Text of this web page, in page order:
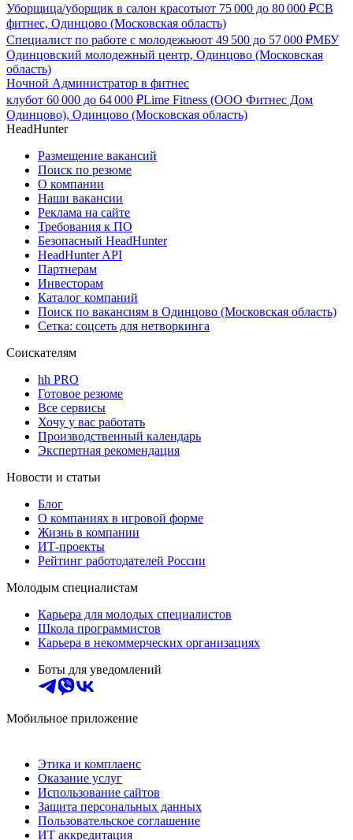
Уборщица/уборщик в салон красотыот 75 000 до 80 000 ₽СВ
фитнес, Одинцово (Московская область)
Специалист по работе с молодежьюот 49 500 до 57 000 ₽МБУ
Одинцовский молодежный центр, Одинцово (Московская
область)
Ночной Администратор в фитнес
клубот 60 000 до 64 000 ₽Lime Fitness (ООО Фитнес Дом
Одинцово), Одинцово (Московская область)
HeadHunter
Размещение вакансий
Поиск по резюме
О компании
Наши вакансии
Реклама на сайте
Требования к ПО
Безопасный HeadHunter
HeadHunter API
Партнерам
Инвесторам
Каталог компаний
Поиск по вакансиям в Одинцово (Московская область)
Сетка: соцсеть для нетворкинга
Соискателям
hh PRO
Готовое резюме
Все сервисы
Хочу у вас работать
Производственный календарь
Экспертная рекомендация
Новости и статьи
Блог
О компаниях в игровой форме
Жизнь в компании
ИТ-проекты
Рейтинг работодателей России
Молодым специалистам
Карьера для молодых специалистов
Школа программистов
Карьера в некоммерческих организациях
Боты для уведомлений
Мобильное приложение
Этика и комплаенс
Оказание услуг
Использование сайтов
Защита персональных данных
Пользовательское соглашение
ИТ аккредитация